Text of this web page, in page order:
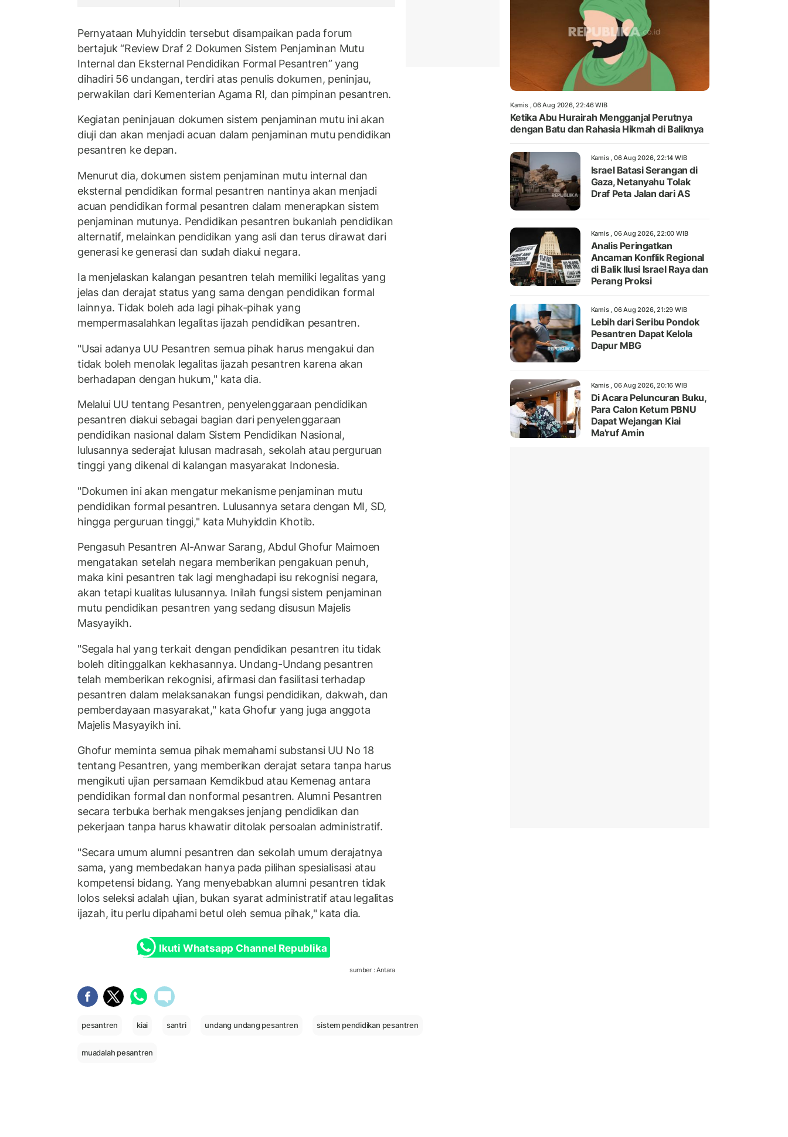
Pernyataan Muhyiddin tersebut disampaikan pada forum
bertajuk “Review Draf 2 Dokumen Sistem Penjaminan Mutu
Internal dan Eksternal Pendidikan Formal Pesantren” yang
dihadiri 56 undangan, terdiri atas penulis dokumen, peninjau,
perwakilan dari Kementerian Agama RI, dan pimpinan pesantren.
Kegiatan peninjauan dokumen sistem penjaminan mutu ini akan
diuji dan akan menjadi acuan dalam penjaminan mutu pendidikan
pesantren ke depan.
Menurut dia, dokumen sistem penjaminan mutu internal dan
eksternal pendidikan formal pesantren nantinya akan menjadi
acuan pendidikan formal pesantren dalam menerapkan sistem
penjaminan mutunya. Pendidikan pesantren bukanlah pendidikan
alternatif, melainkan pendidikan yang asli dan terus dirawat dari
generasi ke generasi dan sudah diakui negara.
Ia menjelaskan kalangan pesantren telah memiliki legalitas yang
jelas dan derajat status yang sama dengan pendidikan formal
lainnya. Tidak boleh ada lagi pihak-pihak yang
mempermasalahkan legalitas ijazah pendidikan pesantren.
"Usai adanya UU Pesantren semua pihak harus mengakui dan
tidak boleh menolak legalitas ijazah pesantren karena akan
berhadapan dengan hukum," kata dia.
Melalui UU tentang Pesantren, penyelenggaraan pendidikan
pesantren diakui sebagai bagian dari penyelenggaraan
pendidikan nasional dalam Sistem Pendidikan Nasional,
lulusannya sederajat lulusan madrasah, sekolah atau perguruan
tinggi yang dikenal di kalangan masyarakat Indonesia.
"Dokumen ini akan mengatur mekanisme penjaminan mutu
pendidikan formal pesantren. Lulusannya setara dengan MI, SD,
hingga perguruan tinggi," kata Muhyiddin Khotib.
Pengasuh Pesantren Al-Anwar Sarang, Abdul Ghofur Maimoen
mengatakan setelah negara memberikan pengakuan penuh,
maka kini pesantren tak lagi menghadapi isu rekognisi negara,
akan tetapi kualitas lulusannya. Inilah fungsi sistem penjaminan
mutu pendidikan pesantren yang sedang disusun Majelis
Masyayikh.
"Segala hal yang terkait dengan pendidikan pesantren itu tidak
boleh ditinggalkan kekhasannya. Undang-Undang pesantren
telah memberikan rekognisi, afirmasi dan fasilitasi terhadap
pesantren dalam melaksanakan fungsi pendidikan, dakwah, dan
pemberdayaan masyarakat," kata Ghofur yang juga anggota
Majelis Masyayikh ini.
Ghofur meminta semua pihak memahami substansi UU No 18
tentang Pesantren, yang memberikan derajat setara tanpa harus
mengikuti ujian persamaan Kemdikbud atau Kemenag antara
pendidikan formal dan nonformal pesantren. Alumni Pesantren
secara terbuka berhak mengakses jenjang pendidikan dan
pekerjaan tanpa harus khawatir ditolak persoalan administratif.
"Secara umum alumni pesantren dan sekolah umum derajatnya
sama, yang membedakan hanya pada pilihan spesialisasi atau
kompetensi bidang. Yang menyebabkan alumni pesantren tidak
lolos seleksi adalah ujian, bukan syarat administratif atau legalitas
ijazah, itu perlu dipahami betul oleh semua pihak," kata dia.
Ikuti Whatsapp Channel Republika
sumber : Antara
pesantren kiai santri undang undang pesantren sistem pendidikan pesantren
muadalah pesantren
Kamis , 06 Aug 2026, 22:46 WIB
Ketika Abu Hurairah Mengganjal Perutnya
dengan Batu dan Rahasia Hikmah di Baliknya
Kamis , 06 Aug 2026, 22:14 WIB
Israel Batasi Serangan di
Gaza, Netanyahu Tolak
Draf Peta Jalan dari AS
Kamis , 06 Aug 2026, 22:00 WIB
Analis Peringatkan
Ancaman Konflik Regional
di Balik Ilusi Israel Raya dan
Perang Proksi
Kamis , 06 Aug 2026, 21:29 WIB
Lebih dari Seribu Pondok
Pesantren Dapat Kelola
Dapur MBG
Kamis , 06 Aug 2026, 20:16 WIB
Di Acara Peluncuran Buku,
Para Calon Ketum PBNU
Dapat Wejangan Kiai
Ma'ruf Amin